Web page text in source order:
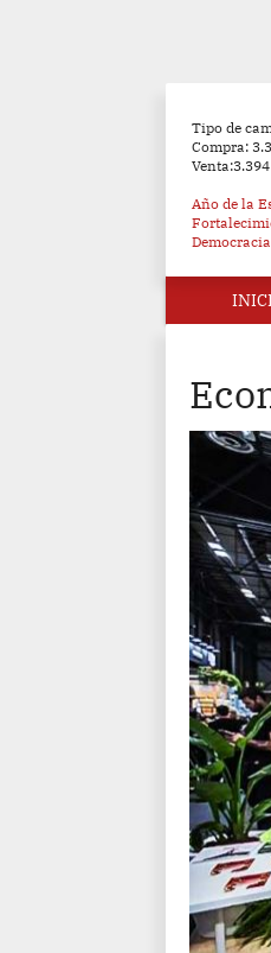
Tipo de
Compra:
Venta:3.394
Año de la
Democracia